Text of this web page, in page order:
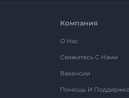
Компания
О Нас
Свяжитесь С Нами
Вакансии
Помощь И Поддержка